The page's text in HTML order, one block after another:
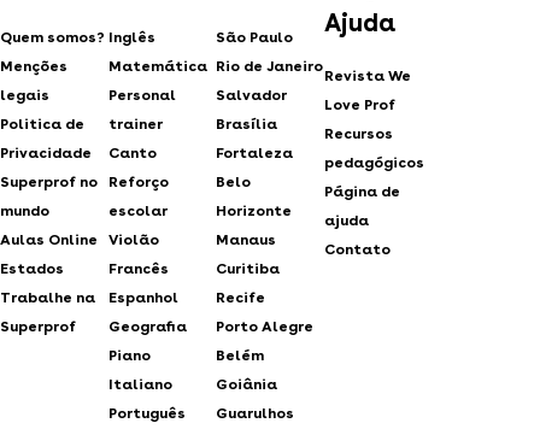
Quem somos?
Menções
legais
Politica de
Privacidade
Superprof no
mundo
Aulas Online
Estados
Trabalhe na
Superprof
Inglês
Matemática
Personal
trainer
Canto
Reforço
escolar
Violão
Francês
Espanhol
Geografia
Piano
Italiano
Português
São Paulo
Rio de Janeiro
Salvador
Brasília
Fortaleza
Belo
Horizonte
Manaus
Curitiba
Recife
Porto Alegre
Belém
Goiânia
Guarulhos
Ajuda
Revista We
Love Prof
Recursos
pedagógicos
Página de
ajuda
Contato